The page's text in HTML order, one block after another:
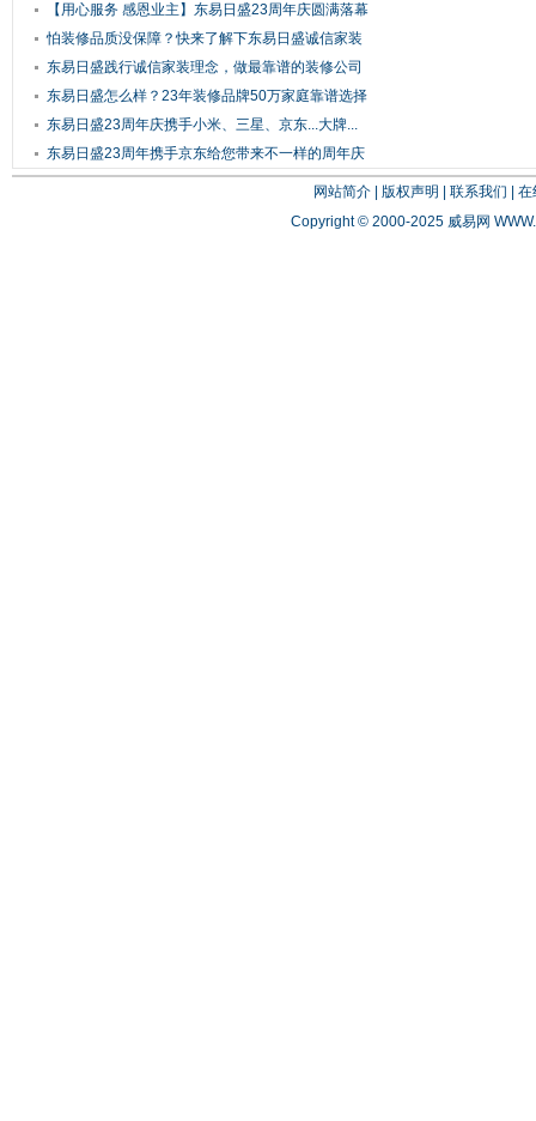
【用心服务 感恩业主】东易日盛23周年庆圆满落幕
怕装修品质没保障？快来了解下东易日盛诚信家装
吧
东易日盛践行诚信家装理念，做最靠谱的装修公司
东易日盛怎么样？23年装修品牌50万家庭靠谱选择
东易日盛23周年庆携手小米、三星、京东...大牌...
东易日盛23周年携手京东给您带来不一样的周年庆
网站简介| 版权声明 联系我们
在
Copyright © 2000-2025 威易网 WWW.